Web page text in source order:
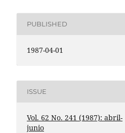
PUBLISHED
1987-04-01
ISSUE
Vol. 62 No. 241 (1987): abril-
junio